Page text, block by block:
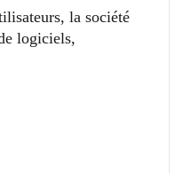
la société
logiciels,